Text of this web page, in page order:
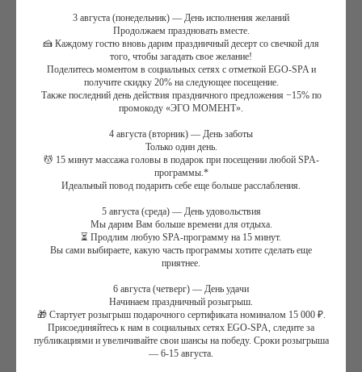
Роскошная VIP-программа с использованием даров моря, для тех,
кто устал и кому требуется быстрое восстановление жизненных
сил. Эта SPA-программа позволит вам не только прекрасно
провести время, отдохнуть, снять стресс, но также поможет
восстановить минеральный баланс организма, привести тело в
желанную форму и преобразить лицо
Посещение Акватермальной зоны
распариваетесь в хаммаме с ароматом эвкалипта,
наслаждаетесь релаксацией в СПА аэрогидромассажном
бассейне. Также подается травяной чай с легкими
сладостями
Очищение тела флюидом «солевой пилинг»
ороговевший слой эпидермиса. Механическое действие
Флюида активизирует микроциркуляцию и повышает
восприимчивость кожи к морским ингредиентам,
наносимым после пилинга
Пенный массаж головы и питательная маска для волос
3 августа (понедельник) — День исполнения желаний
Продолжаем праздновать вместе.
🍰 Каждому гостю вновь дарим праздничный десерт со свечкой для
того, чтобы загадать свое желание!
Поделитесь моментом в социальных сетях с отметкой EGO-SPA и
получите скидку 20% на следующее посещение.
Также последний день действия праздничного предложения −15% по
промокоду «ЭГО МОМЕНТ».
4 августа (вторник) — День заботы
Только один день.
💆 15 минут массажа головы в подарок при посещении любой SPA-
программы.*
Идеальный повод подарить себе еще больше расслабления.
5 августа (среда) — День удовольствия
Мы дарим Вам больше времени для отдыха.
⏳ Продлим любую SPA-программу на 15 минут.
Вы сами выбираете, какую часть программы хотите сделать еще
приятнее.
6 августа (четверг) — День удачи
Начинаем праздничный розыгрыш.
🎁 Стартует розыгрыш подарочного сертификата номиналом 15 000 ₽.
Присоединяйтесь к нам в социальных сетях EGO-SPA, следите за
публикациями и увеличивайте свои шансы на победу. Сроки розыгрыша
— 6-15 августа.